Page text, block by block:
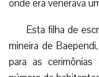
onde era venerava
Esta filha de
mineira de
para as